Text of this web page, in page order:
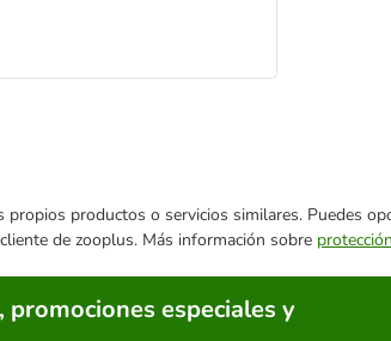
productos o servicios similares. Puedes
de zooplus. Más información sobre
especiales y